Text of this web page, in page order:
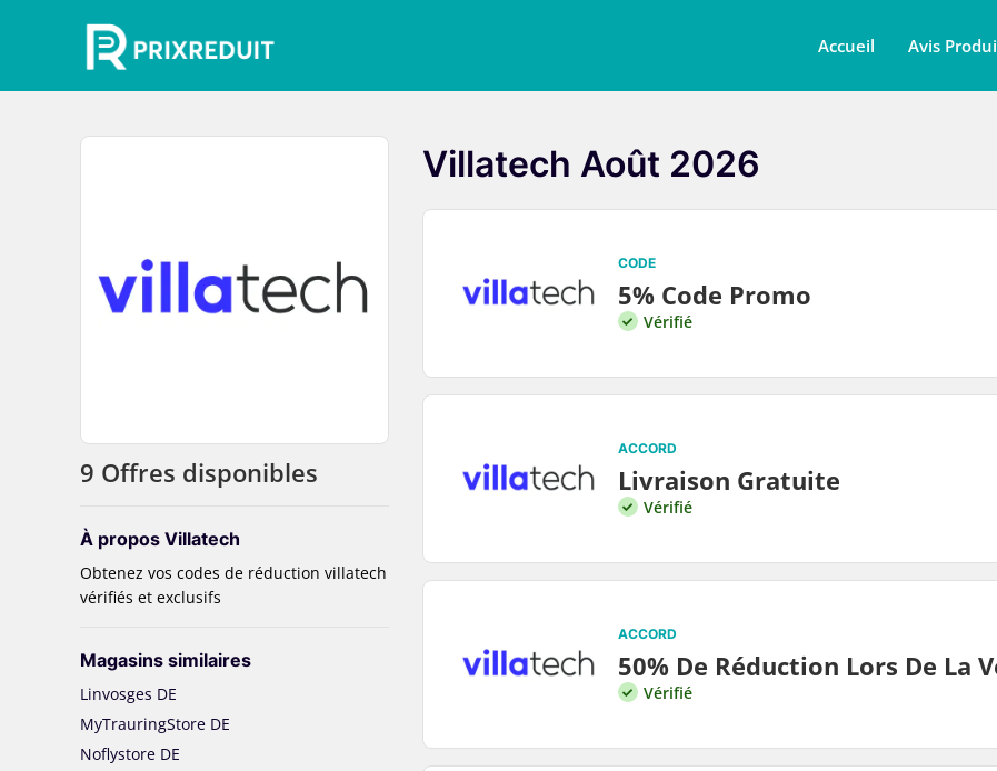
Accueil Avis
9 Offres disponibles
À propos Villatech
Obtenez vos codes de réduction villatech
vérifiés et exclusifs
Magasins similaires
Linvosges DE
MyTrauringStore DE
Noflystore DE
Villatech Août 2026
CODE
5% Code Promo
Vérifié
ACCORD
Livraison Gratuite
Vérifié
ACCORD
50% De Réduction Lors De La
Vérifié